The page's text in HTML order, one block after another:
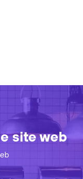
site web